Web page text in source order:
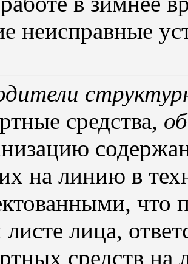
неисправные
средства,
на линию в
что
лица,
средств